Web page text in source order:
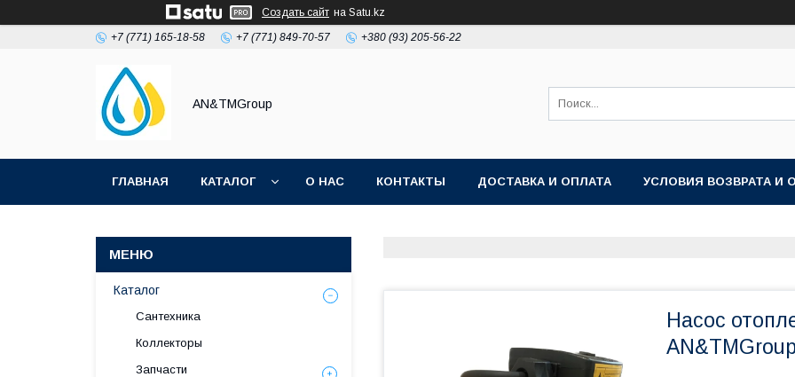
Создать сайт на Satu.kz
+7 (771) 165-18-58 +7 (771) 849-70-57 +380 (93) 205-56-22
AN&TMGroup
ГЛАВНАЯ КАТАЛОГ О НАС КОНТАКТЫ ДОСТАВКА И ОПЛАТА УСЛОВИЯ ВОЗВРАТА И
Насос
Каталог
Сантехника
Коллекторы
Запчасти